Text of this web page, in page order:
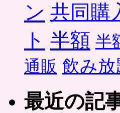
ン 共同購
ト 半額 半
通販 飲み放
最近の記